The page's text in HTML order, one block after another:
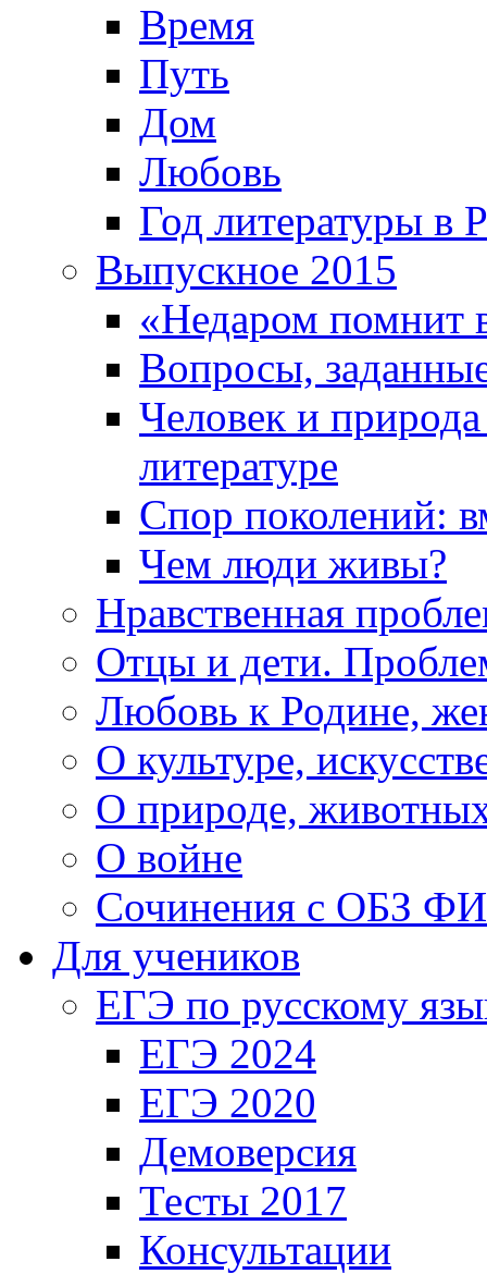
Время
Путь
Дом
Любовь
Год литературы в
Выпускное 2015
«Недаром помнит
Вопросы,
Человек и
литературе
Спор поколений:
Чем люди живы?
Нравственная
Отцы и дети.
Любовь к Родине,
О культуре,
О природе,
О войне
Сочинения с ОБЗ
Для учеников
ЕГЭ по русскому
ЕГЭ 2024
ЕГЭ 2020
Демоверсия
Тесты 2017
Консультации